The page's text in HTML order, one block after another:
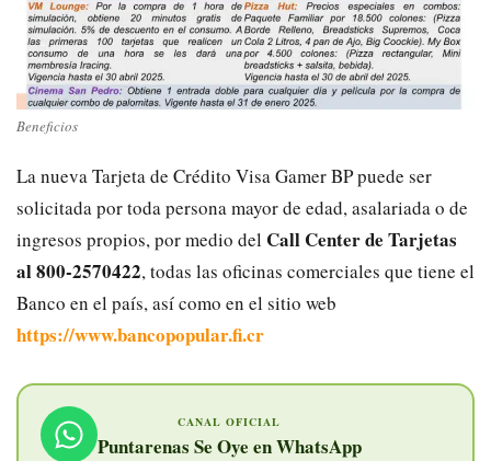
Beneficios
La nueva Tarjeta de Crédito Visa Gamer BP puede ser
solicitada por toda persona mayor de edad, asalariada o de
ingresos propios, por medio del Call Center de Tarjetas
al 800-2570422, todas las oficinas comerciales que tiene el
Banco en el país, así como en el sitio web
https://www.bancopopular.fi.cr
CANAL OFICIAL
Puntarenas Se Oye en WhatsApp